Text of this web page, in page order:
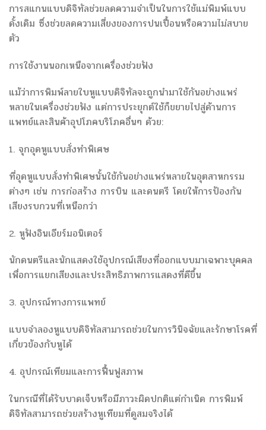
การสแกนแบบดิจิทัลช่วยลดความจำเป็นในการใช้แม่พิมพ์แบบ
ดั้งเดิม ซึ่งช่วยลดความเสี่ยงของการปนเปื้อนหรือความไม่สบาย
ตัว
การใช้งานนอกเหนือจากเครื่องช่วยฟัง
แม้ว่าการพิมพ์ลายใบหูแบบดิจิทัลจะถูกนำมาใช้กันอย่างแพร่
หลายในเครื่องช่วยฟัง แต่การประยุกต์ใช้ก็ขยายไปสู่ด้านการ
แพทย์และสินค้าอุปโภคบริโภคอื่นๆ ด้วย:
1. จุกอุดหูแบบสั่งทำพิเศษ
ที่อุดหูแบบสั่งทำพิเศษนั้นใช้กันอย่างแพร่หลายในอุตสาหกรรม
ต่างๆ เช่น การก่อสร้าง การบิน และดนตรี โดยให้การป้องกัน
เสียงรบกวนที่เหนือกว่า
2. หูฟังอินเอียร์มอนิเตอร์
นักดนตรีและนักแสดงใช้อุปกรณ์เสียงที่ออกแบบมาเฉพาะบุคคล
เพื่อการแยกเสียงและประสิทธิภาพการแสดงที่ดีขึ้น
3. อุปกรณ์ทางการแพทย์
แบบจำลองหูแบบดิจิทัลสามารถช่วยในการวินิจฉัยและรักษาโรคที่
เกี่ยวข้องกับหูได้
4. อุปกรณ์เทียมและการฟื้นฟูสภาพ
ในกรณีที่ได้รับบาดเจ็บหรือมีภาวะผิดปกติแต่กำเนิด การพิมพ์
ดิจิทัลสามารถช่วยสร้างหูเทียมที่ดูสมจริงได้